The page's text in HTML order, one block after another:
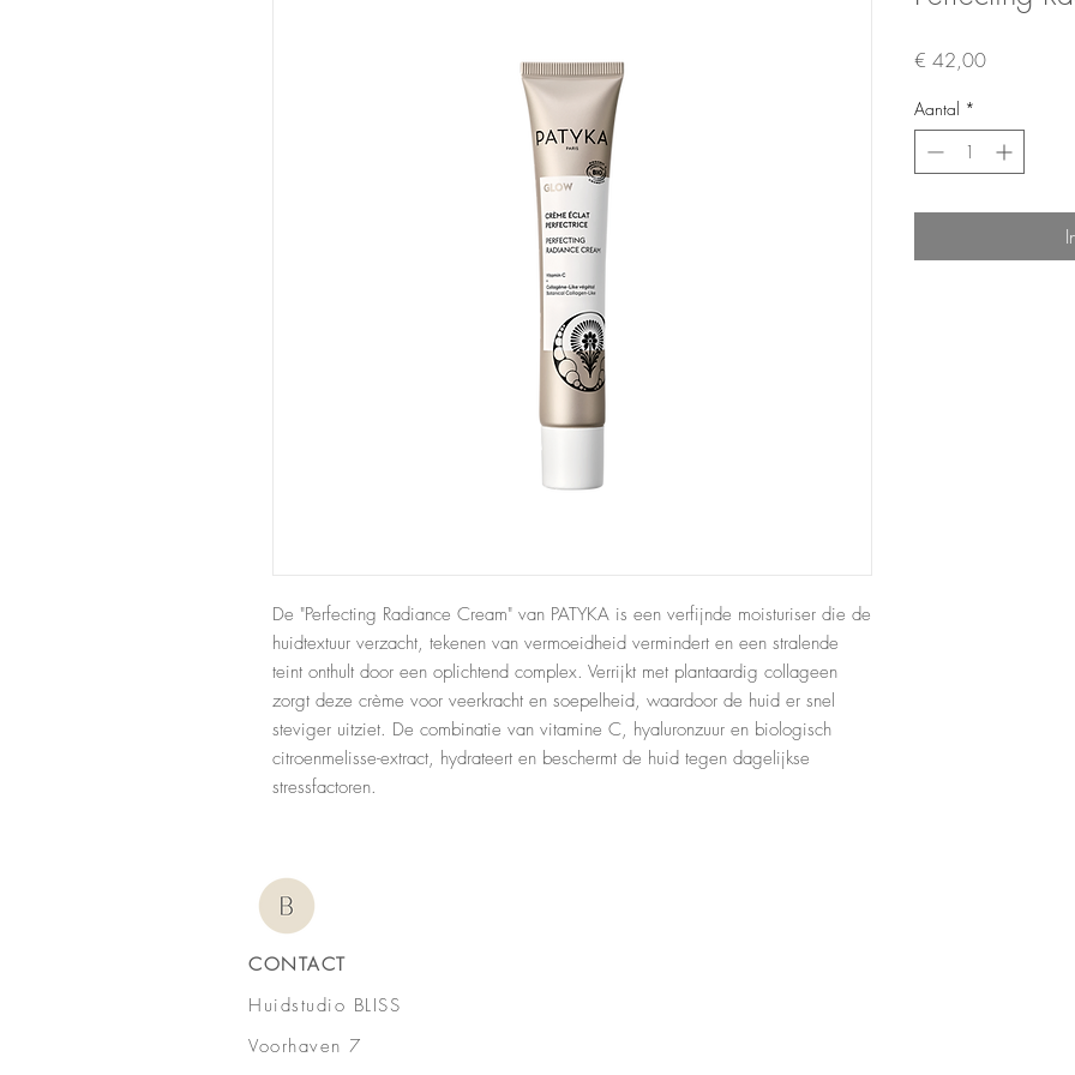
De "Perfecting Radiance Cream" van PATYKA is een verfijnde moisturiser die de
huidtextuur verzacht, tekenen van vermoeidheid vermindert en een stralende
teint onthult door een oplichtend complex. Verrijkt met plantaardig collageen
zorgt deze crème voor veerkracht en soepelheid, waardoor de huid er snel
steviger uitziet. De combinatie van vitamine C, hyaluronzuur en biologisch
citroenmelisse-extract, hydrateert en beschermt de huid tegen dagelijkse
stressfactoren.
€ 42,00Prijs
Aantal *
CONTACT
Huidstudio BLISS
Voorhaven 7